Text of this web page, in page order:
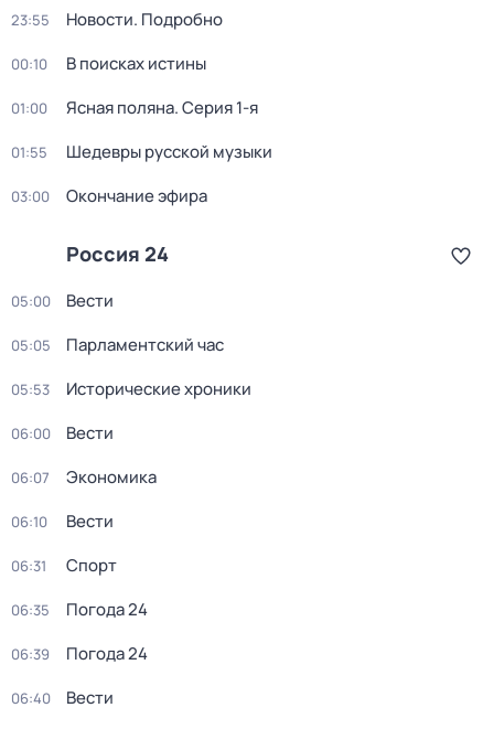
23:55 Новости. Подробно
00:10 В поисках истины
01:00 Ясная поляна. Серия 1-я
01:55 Шедевры русской музыки
03:00 Окончание эфира
Россия 24
05:00 Вести
05:05 Парламентский час
05:53 Исторические хроники
06:00 Вести
06:07 Экономика
06:10 Вести
06:31 Спорт
06:35 Погода 24
06:39 Погода 24
06:40 Вести